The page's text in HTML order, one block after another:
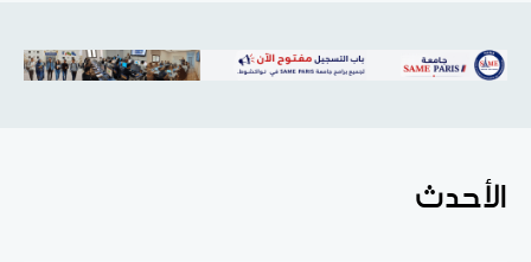
الأحدث